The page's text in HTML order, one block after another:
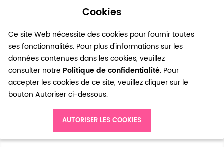
Cookies
Ce site Web nécessite des cookies pour fournir toutes
ses fonctionnalités. Pour plus d'informations sur les
données contenues dans les cookies, veuillez
consulter notre Politique de confidentialité. Pour
accepter les cookies de ce site, veuillez cliquer sur le
bouton Autoriser ci-dessous.
AUTORISER LES COOKIES
0
Accès client